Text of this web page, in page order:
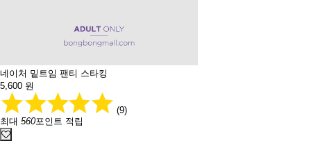
네이처 밑트임 팬티 스타킹
5,600 원
(9)
최대 560포인트 적립